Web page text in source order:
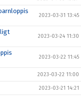
2023-03-31 13:45
2023-03-24 11:30
2023-03-22 11:45
2023-03-22 11:00
2023-03-21 14:21